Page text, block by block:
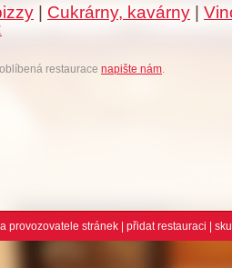
Cukrárny, kavárny
restaurace napište nám.
provozovatele stránek přidat restauraci |